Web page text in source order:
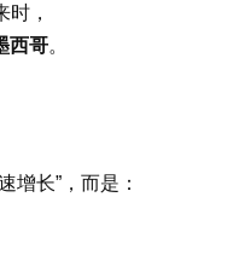
时，
西哥。
增长”，而是：